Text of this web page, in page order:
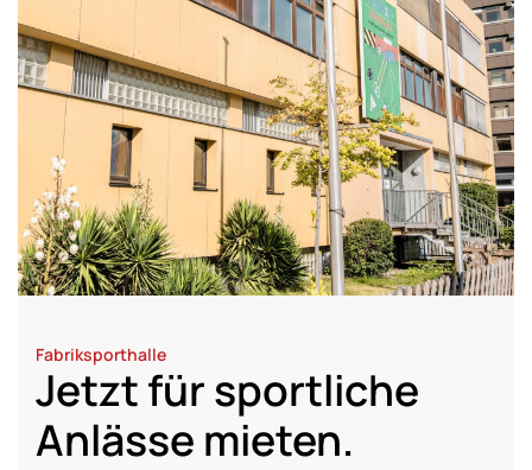
Fabriksporthalle
Jetzt für sportliche
Anlässe mieten.